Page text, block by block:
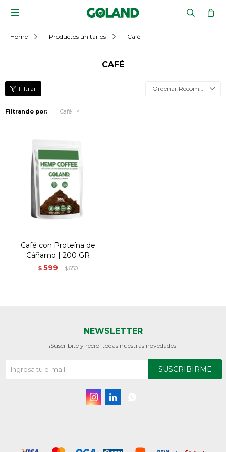

Home Productos unitarios Café
CAFÉ
Recomendados
Filtrando por: Café
Café con Proteína de
Cáñamo | 200 GR
$ 599 $650
NEWSLETTER
¡Suscribite y recibí todas nuestras novedades!
SUSCRIBIRME
 